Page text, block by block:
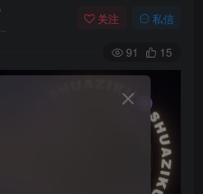
关注 私信
91 15